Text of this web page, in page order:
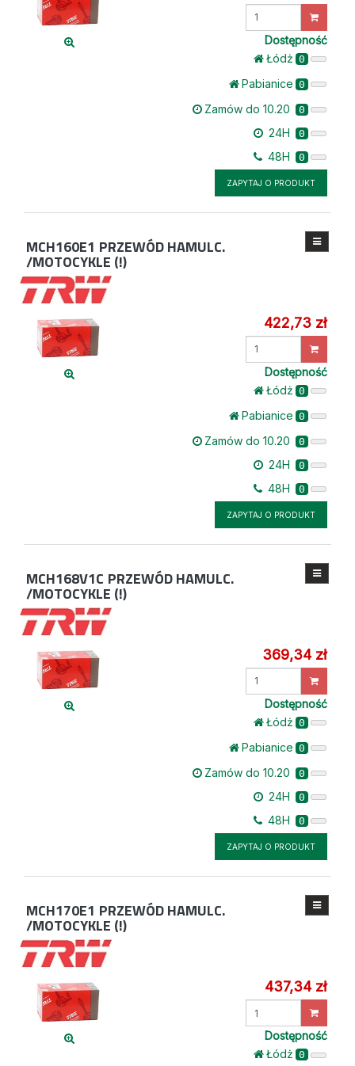
Wprowadź
Dostępność
Łódż 0
Pabianice 0
Zamów do 10.20 0
24H 0
48H 0
ZAPYTAJ O PRODUKT
MCH160E1 PRZEWÓD HAMULC.
/MOTOCYKLE (!)
422,73 zł
Wprowadź
Dostępność
Łódż 0
Pabianice 0
Zamów do 10.20 0
24H 0
48H 0
ZAPYTAJ O PRODUKT
MCH168V1C PRZEWÓD HAMULC.
/MOTOCYKLE (!)
369,34 zł
Wprowadź
Dostępność
Łódż 0
Pabianice 0
Zamów do 10.20 0
24H 0
48H 0
ZAPYTAJ O PRODUKT
MCH170E1 PRZEWÓD HAMULC.
/MOTOCYKLE (!)
437,34 zł
Dostępność
Łódż 0